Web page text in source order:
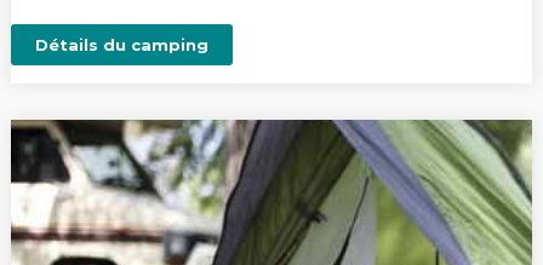
Détails du camping